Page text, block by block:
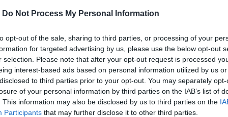
Do Not Process My Personal Information
opt-out of the sale, sharing to third parties, or processing of your
for targeted advertising by us, please use the below opt-out
selection. Please note that after your opt-out request is processed
interest-based ads based on personal information utilized by us
to third parties prior to your opt-out. You may separately
of your personal information by third parties on the IAB’s list of
This information may also be disclosed by us to third parties on the
Participants that may further disclose it to other third parties.
αριθ. 43512/30-01-2023 απόφασης της
και «Βουγιού Μάτι» στη
της απλής χρήσης αιγιαλού και
εκ τούτου,στο νησί δεν θα υπάρχουν
επισκέπτες.
προστασία ενός από τα
, το οποίο τα τελευταία χρόνια έχει
και τις ανθρώπινες